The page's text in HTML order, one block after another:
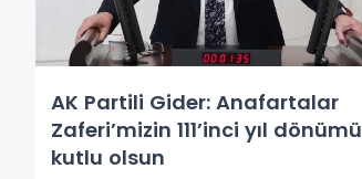
AK Partili Gider: Anafartalar
Zaferi’mizin 111’inci yıl dönümü
kutlu olsun